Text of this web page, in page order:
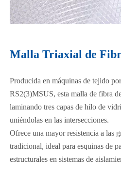
Malla Triaxial de
Producida en máquinas de tejido
RS2(3)MSUS, esta malla de fibra
laminando tres capas de hilo de
uniéndolas en las intersecciones.
Ofrece una mayor resistencia a las
tradicional, ideal para esquinas de
estructurales en sistemas de